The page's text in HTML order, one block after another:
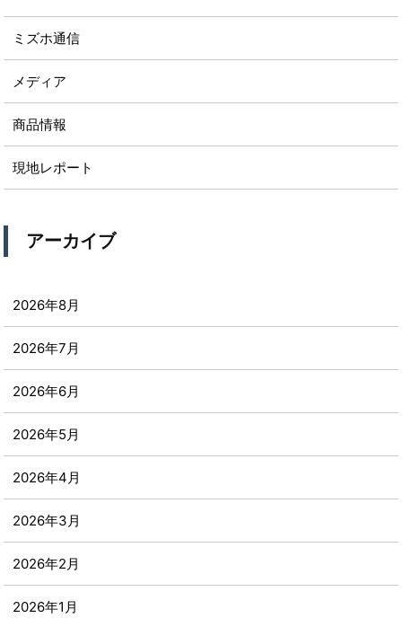
ミズホ通信
メディア
商品情報
現地レポート
アーカイブ
2026年8月
2026年7月
2026年6月
2026年5月
2026年4月
2026年3月
2026年2月
2026年1月